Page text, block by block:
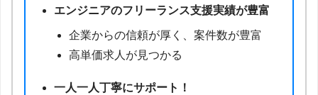
エンジニアのフリーランス支援実績が豊富
企業からの信頼が厚く、案件数が豊富
高単価求人が見つかる
一人一人丁寧にサポート！